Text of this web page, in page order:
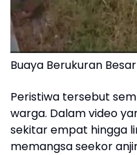
Buaya Berukuran
Peristiwa tersebut
warga. Dalam video
sekitar empat hingga
memangsa seekor